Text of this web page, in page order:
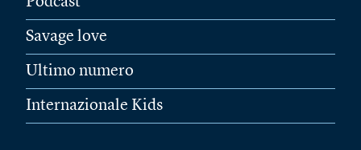
Savage love
Ultimo numero
Internazionale Kids